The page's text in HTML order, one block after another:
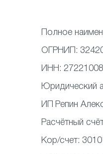
Полное
ОГРНИП:
ИНН:
Юридический
ИП Репин
Расчётный
Кор/счет: